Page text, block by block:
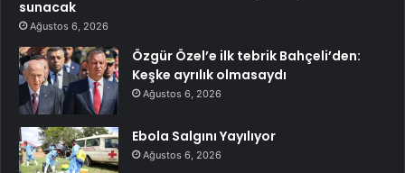
sunacak
Ağustos 6, 2026
Özgür Özel’e ilk tebrik Bahçeli’den:
Keşke ayrılık olmasaydı
Ağustos 6, 2026
Ebola Salgını Yayılıyor
Ağustos 6, 2026